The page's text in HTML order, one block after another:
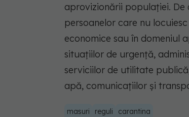
aprovizionării populației. De
persoanelor care nu
economice sau în domeniul
situațiilor de urgență,
serviciilor de utilitate
apă, comunicațiilor și
masuri reguli carantina